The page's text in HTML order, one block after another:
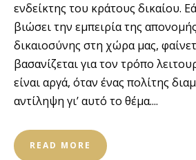
ενδείκτης του κράτους δικαίου.
βιώσει την εμπειρία της
δικαιοσύνης στη χώρα μας,
βασανίζεται για τον τρόπο
είναι αργά, όταν ένας πολίτης
αντίληψη γι’ αυτό το θέμα....
READ MORE